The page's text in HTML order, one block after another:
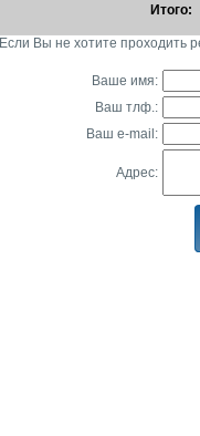
Итого:
Если Вы не хотите проходить
Ваше имя:
Ваш тлф.:
Ваш e-mail:
Адрес: